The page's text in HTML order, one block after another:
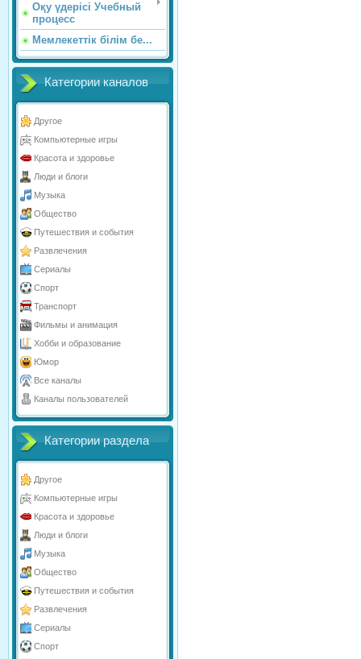
Оқу үдерісі Учебный
процесс
Мемлекеттік білім бе...
Категории каналов
Другое
Компьютерные игры
Красота и здоровье
Люди и блоги
Музыка
Общество
Путешествия и события
Развлечения
Сериалы
Спорт
Транспорт
Фильмы и анимация
Хобби и образование
Юмор
Все каналы
Каналы пользователей
Категории раздела
Другое
Компьютерные игры
Красота и здоровье
Люди и блоги
Музыка
Общество
Путешествия и события
Развлечения
Сериалы
Спорт